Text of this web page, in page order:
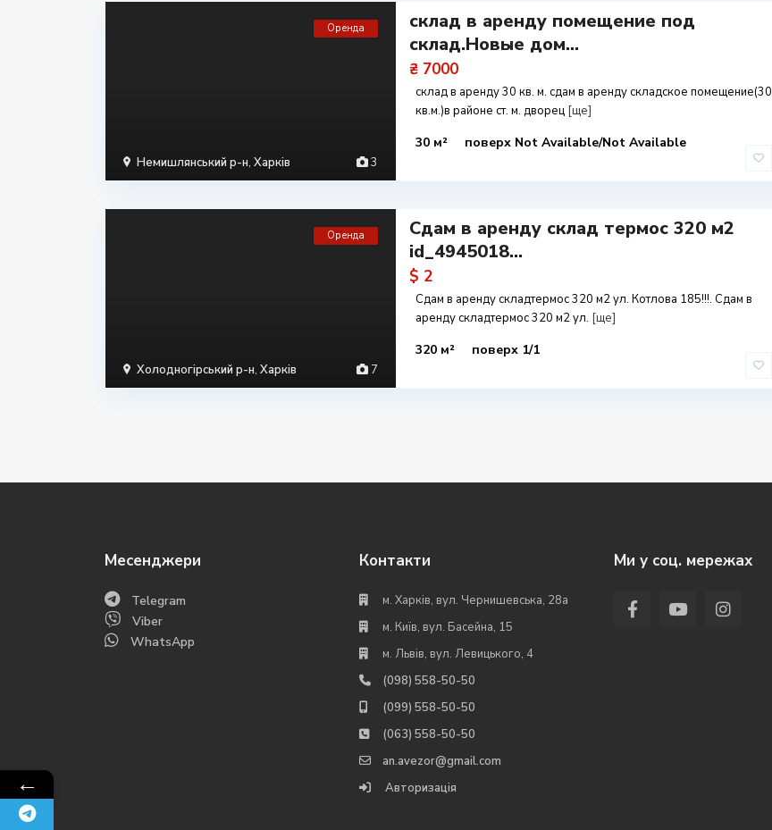
3
Немишлянський р-н, Харків
Оренда
склад в аренду помещение под
склад.Новые дом...
₴ 7000
склад в аренду 30 кв. м. сдам в аренду складское помещение(30
кв.м.)в районе ст. м. дворец [ще]
30 м² поверх Not Available/Not Available
7
Холодногірський р-н, Харків
Оренда
Сдам в аренду склад термос 320 м2
id_4945018...
$ 2
Сдам в аренду складтермос 320 м2 ул. Котлова 185!!!. Сдам в
аренду складтермос 320 м2 ул. [ще]
320 м² поверх 1/1
Месенджери
Telegram
Viber
WhatsApp
Контакти
м. Харків, вул. Чернишевська, 28а
м. Київ, вул. Басейна, 15
м. Львів, вул. Левицького, 4
(098) 558-50-50
(099) 558-50-50
(063) 558-50-50
an.avezor@gmail.com
Авторизація
Ми у соц. мережах
←